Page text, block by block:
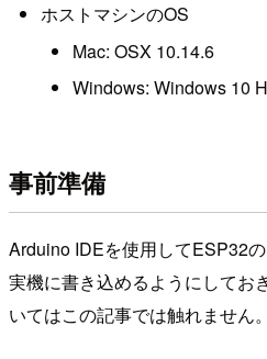
ホストマシンのOS
Mac: OSX 10.14.6
Windows: Windows 10
事前準備
Arduino IDEを使用してESP32
実機に書き込めるようにしてお
いてはこの記事では触れません。